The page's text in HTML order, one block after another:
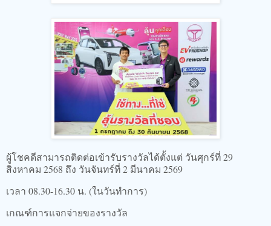
ผู้โชคดีสามารถติดต่อเข้ารับรางวัลได้ตั้งแต่ วันศุกร์ที่ 29
สิงหาคม 2568 ถึง วันจันทร์ที่ 2 มีนาคม 2569
เวลา 08.30-16.30 น. (ในวันทำการ)
เกณฑ์การแจกจ่ายของรางวัล